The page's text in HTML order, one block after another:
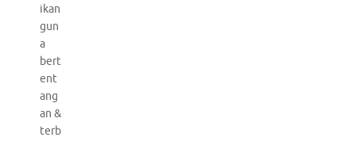
ikan
gun
a
bert
ent
ang
an &
terb